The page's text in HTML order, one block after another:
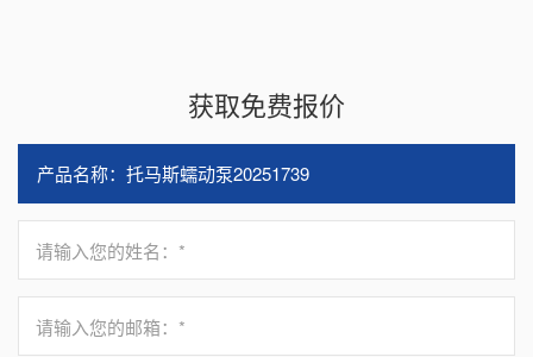
获取免费报价
请输入您的姓名：*
请输入您的邮箱：*